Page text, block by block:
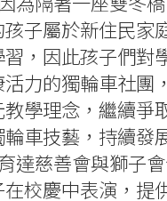
子屬於新住民
，因此孩子們
力的獨輪車社
學理念，繼續
車技藝，持續發
達慈善會與獅子
校慶中表演，